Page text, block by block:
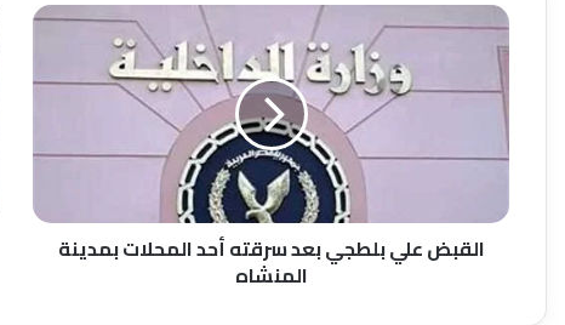
القبض
علي
بلطجي
بعد
سرقته
أحد
المحلات
المنشاه
القبض علي بلطجي بعد سرقته أحد المحلات بمدينة
المنشاه